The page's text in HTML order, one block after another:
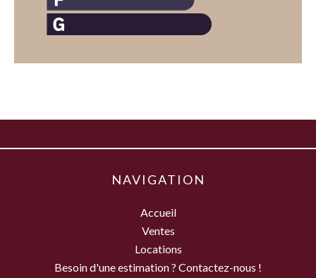
NAVIGATION
Accueil
Ventes
Locations
Besoin d'une estimation ? Contactez-nous !